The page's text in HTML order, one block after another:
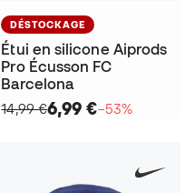
DÉSTOCKAGE
Étui en silicone Aiprods
Pro Écusson FC
Barcelona
14,99 €6,99 €−53%